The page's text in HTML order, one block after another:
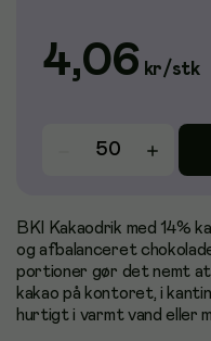
4,06 kr/stk
BKI Kakaodrik med 14%
og afbalanceret
portioner gør det nemt at
kakao på kontoret, i
hurtigt i varmt vand eller